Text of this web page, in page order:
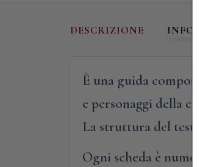
DESCRIZIONE
È una guida
e personaggi della città
La struttura del testo
Ogni scheda è